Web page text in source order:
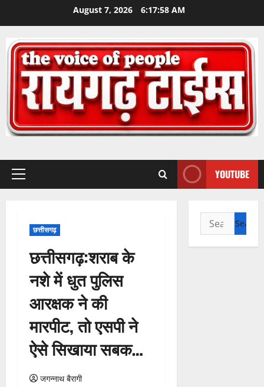
August 7, 2026 6:17:59 AM
Primary
YOUTUBE
छत्तीसगढ़
छत्तीसगढ़:शराब के
नशे में धुत पुलिस
आरक्षक ने की
मारपीट, तो एसपी ने
ऐसे सिखाया सबक…
जगन्नाथ बैरागी
Search
for: